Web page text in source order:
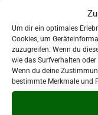
Um dir ein optimales
Cookies, um
zuzugreifen. Wenn du
wie das Surfverhalten
Wenn du deine
bestimmte Merkmale und
Ein
25. Januar 2026 |